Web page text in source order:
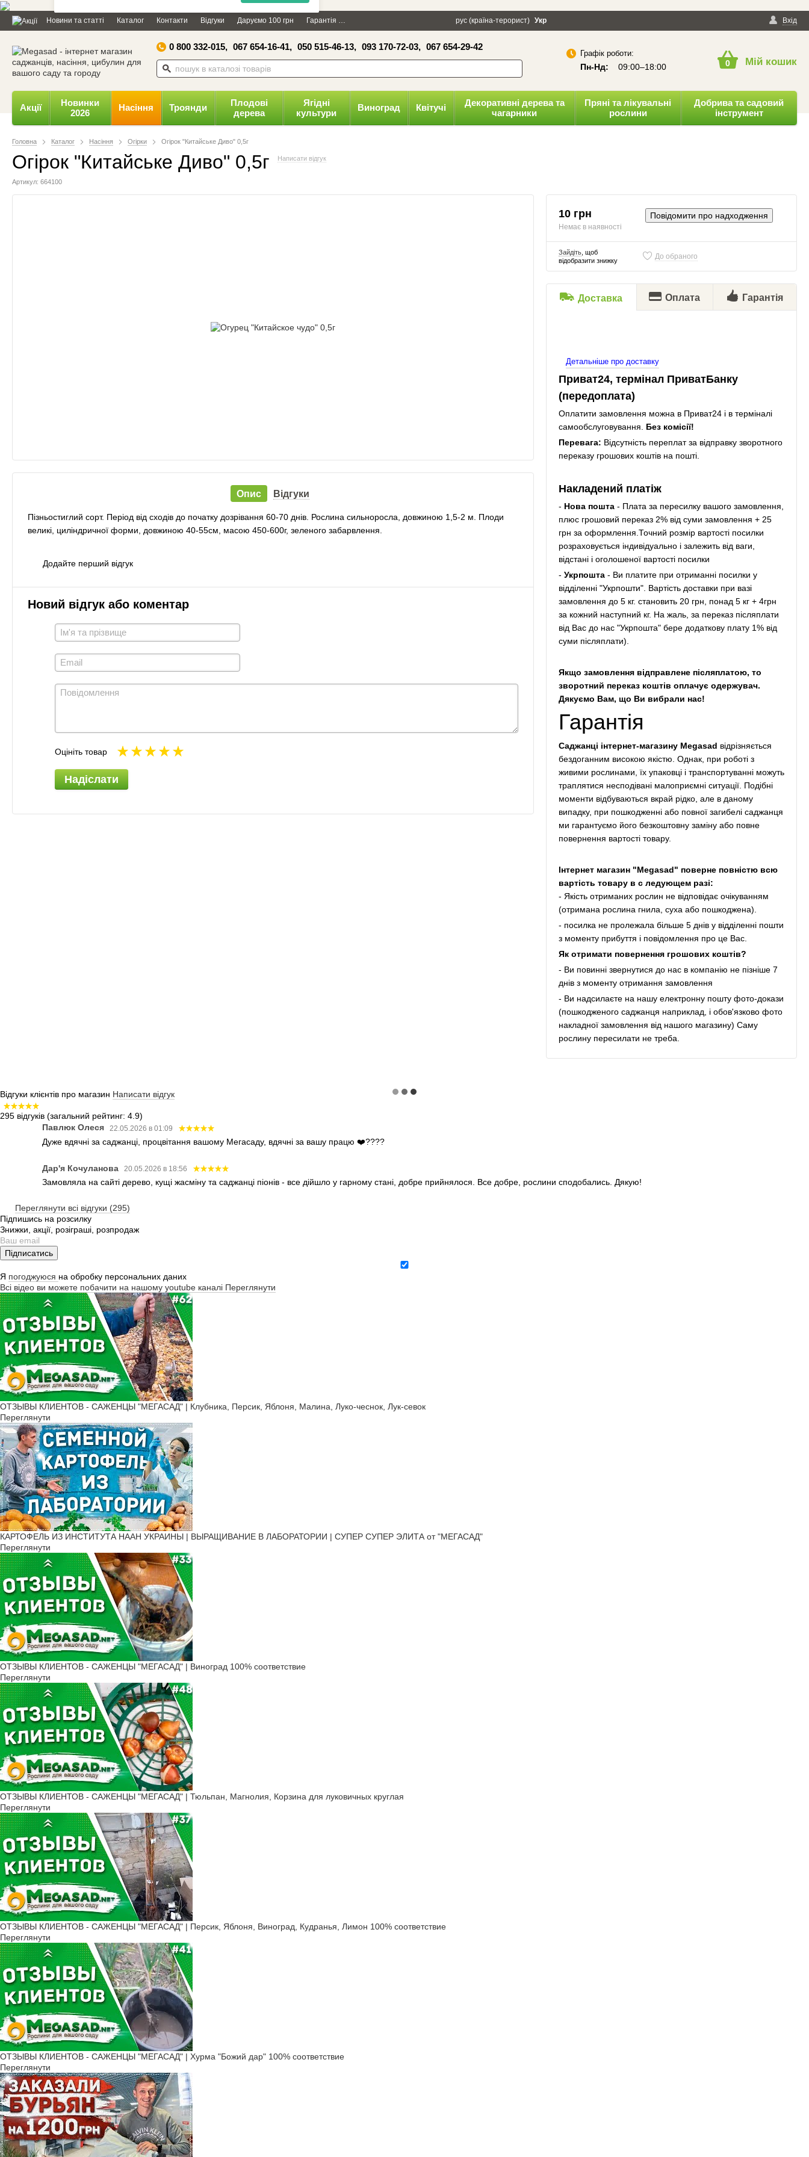
Дозвольте сайту megasad.net
відправляти вам сповіщення на
робочий стіл.
Powered by SendPulse Заборонити Дозволити
×
Новини та статті Каталог Контакти Відгуки Даруємо 100 грн Гарантія Політика конфіденційності Вхід
рус (країна-терорист) Укр
0 800 332-015, 067 654-16-41, 050 515-46-13, 093 170-72-03, 067 654-29-42
Графік роботи:
Пн-Нд: 09:00–18:00 0 Мій кошик
Акції
Новинки
2026
Насіння Троянди
Плодові
дерева
Ягідні
культури
Виноград Квітучі
Декоративні дерева та
чагарники
Пряні та лікувальні
рослини
Добрива та садовий
інструмент
Головна Каталог Насіння Огірки Огірок "Китайське Диво" 0,5г
Огірок "Китайське Диво" 0,5г Написати відгук
Артикул: 664100
Опис Відгуки
Пізньостиглий сорт. Період від сходів до початку дозрівання 60-70 днів. Рослина сильноросла, довжиною 1,5-2 м. Плоди
великі, циліндричної форми, довжиною 40-55см, масою 450-600г, зеленого забарвлення.
Додайте перший відгук
Новий відгук або коментар
Оцініть товар
Надіслати
10 грн
Немає в наявності
Повідомити про надходження
Зайдіть, щоб
відобразити знижку
До обраного
Доставка Оплата Гарантія
Детальніше про доставку
Приват24, термінал ПриватБанку
(передоплата)
Оплатити замовлення можна в Приват24 і в терміналі
самообслуговування. Без комісії!
Перевага: Відсутність переплат за відправку зворотного
переказу грошових коштів на пошті.
Накладений платіж
- Нова пошта- Плата за пересилку вашого замовлення,
плюс грошовий переказ 2% від суми замовлення + 25
грн за оформлення.Точний розмір вартості посилки
розраховується індивідуально і залежить від ваги,
відстані і оголошеної вартості посилки
- Укрпошта- Ви платите при отриманні посилки у
відділенні "Укрпошти". Вартість доставки при вазі
замовлення до 5 кг. становить 20 грн, понад 5 кг + 4грн
за кожний наступний кг. На жаль, за переказ післяплати
від Вас до нас "Укрпошта" бере додаткову плату 1% від
суми післяплати).
Якщо замовлення відправлене післяплатою, то
зворотний переказ коштів оплачує одержувач.
Дякуємо Вам, що Ви вибрали нас!
Гарантія
Саджанці інтернет-магазину Megasad відрізняється
бездоганним високою якістю. Однак, при роботі з
живими рослинами, їх упаковці і транспортуванні можуть
траплятися несподівані малоприємні ситуації. Подібні
моменти відбуваються вкрай рідко, але в даному
випадку, при пошкодженні або повної загибелі саджанця
ми гарантуємо його безкоштовну заміну або повне
повернення вартості товару.
Інтернет магазин "Megasad" поверне повністю всю
вартість товару в с ледующем разі:
- Якість отриманих рослин не відповідає очікуванням
(отримана рослина гнила, суха або пошкоджена).
- посилка не пролежала більше 5 днів у відділенні пошти
з моменту прибуття і повідомлення про це Вас.
Як отримати повернення грошових коштів?
- Ви повинні звернутися до нас в компанію не пізніше 7
днів з моменту отримання замовлення
- Ви надсилаєте на нашу електронну пошту фото-докази
(пошкодженого саджанця наприклад, і обов'язково фото
накладної замовлення від нашого магазину) Саму
рослину пересилати не треба.
Відгуки клієнтів про магазин Написати відгук
295 відгуків (загальний рейтинг: 4.9)
Павлюк Олеся
22.05.2026 в 01:09
Дуже вдячні за саджанці, процвітання вашому Мегасаду, вдячні за вашу працю ❤️????
Дар'я Кочуланова 20.05.2026 в 18:56
Замовляла на сайті дерево, кущі жасміну та саджанці піонів - все дійшло у гарному стані, добре прийнялося. Все добре, рослини сподобались. Дякую!
Переглянути всі відгуки (295)
Підпишись на розсилку
Знижки, акції, розіграші, розпродаж
Підписатись
Я погоджуюся на обробку персональних даних
Всі відео ви можете побачити на нашому youtube каналі Переглянути
ОТЗЫВЫ КЛИЕНТОВ - САЖЕНЦЫ "МЕГАСАД" | Клубника, Персик, Яблоня, Малина, Луко-чеснок, Лук-севок
Переглянути
КАРТОФЕЛЬ ИЗ ИНСТИТУТА НААН УКРАИНЫ | ВЫРАЩИВАНИЕ В ЛАБОРАТОРИИ | СУПЕР СУПЕР ЭЛИТА от "МЕГАСАД"
Переглянути
ОТЗЫВЫ КЛИЕНТОВ - САЖЕНЦЫ "МЕГАСАД" | Виноград 100% соответствие
Переглянути
ОТЗЫВЫ КЛИЕНТОВ - САЖЕНЦЫ "МЕГАСАД" | Тюльпан, Магнолия, Корзина для луковичных круглая
Переглянути
ОТЗЫВЫ КЛИЕНТОВ - САЖЕНЦЫ "МЕГАСАД" | Персик, Яблоня, Виноград, Кудранья, Лимон 100% соответствие
Переглянути
ОТЗЫВЫ КЛИЕНТОВ - САЖЕНЦЫ "МЕГАСАД" | Хурма "Божий дар" ​100% соответствие
Переглянути